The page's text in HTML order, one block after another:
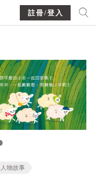
註冊/登入
人物故事